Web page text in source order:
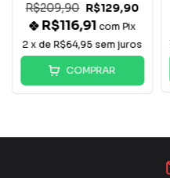
R$209,90 R$129,90
R$116,91com Pix
2 x deR$64,95 sem juros
COMPRAR